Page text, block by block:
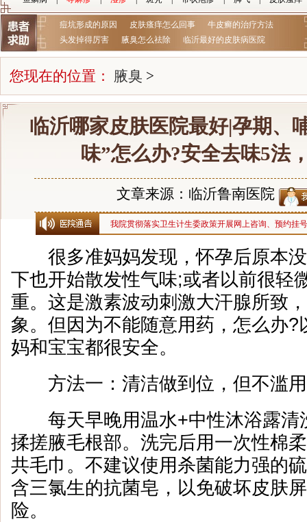
痘坑形成的原因 皮肤瘙痒怎么回事
牛皮癣的治疗方法
头发掉得厉害
腋臭怎么祛除 临沂最好的皮肤病医院
您现在的位置： 腋臭 >
临沂哪家皮肤医院最好|孕期、
味”怎么办?安全去味5法
文章来源：临沂鲁南医院
我院贯彻落实卫生计生委政策开展网上咨询、预约挂
很多准妈妈发现，怀孕后原本没
下也开始散发性气味;或者以前很轻
重。这是激素波动刺激大汗腺所致
象。但因为不能随意用药，怎么办?
妈和宝宝都很安全。
方法一：清洁做到位，但不滥
每天早晚用温水+中性沐浴露清
揉搓腋毛根部。洗完后用一次性棉
共毛巾。不建议使用杀菌能力强的
含三氯生的抗菌皂，以免破坏皮肤
险。